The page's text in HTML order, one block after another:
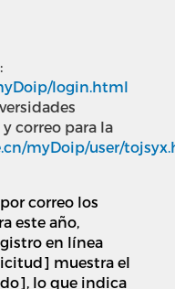
login.html
correo para la
myDoip/user/
correo los
este año,
en línea
muestra el
lo que indica